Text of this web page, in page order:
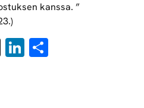
kanssa. ”
X LinkedIn
Share